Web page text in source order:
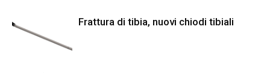
Frattura di tibia, nuovi chiodi tibiali